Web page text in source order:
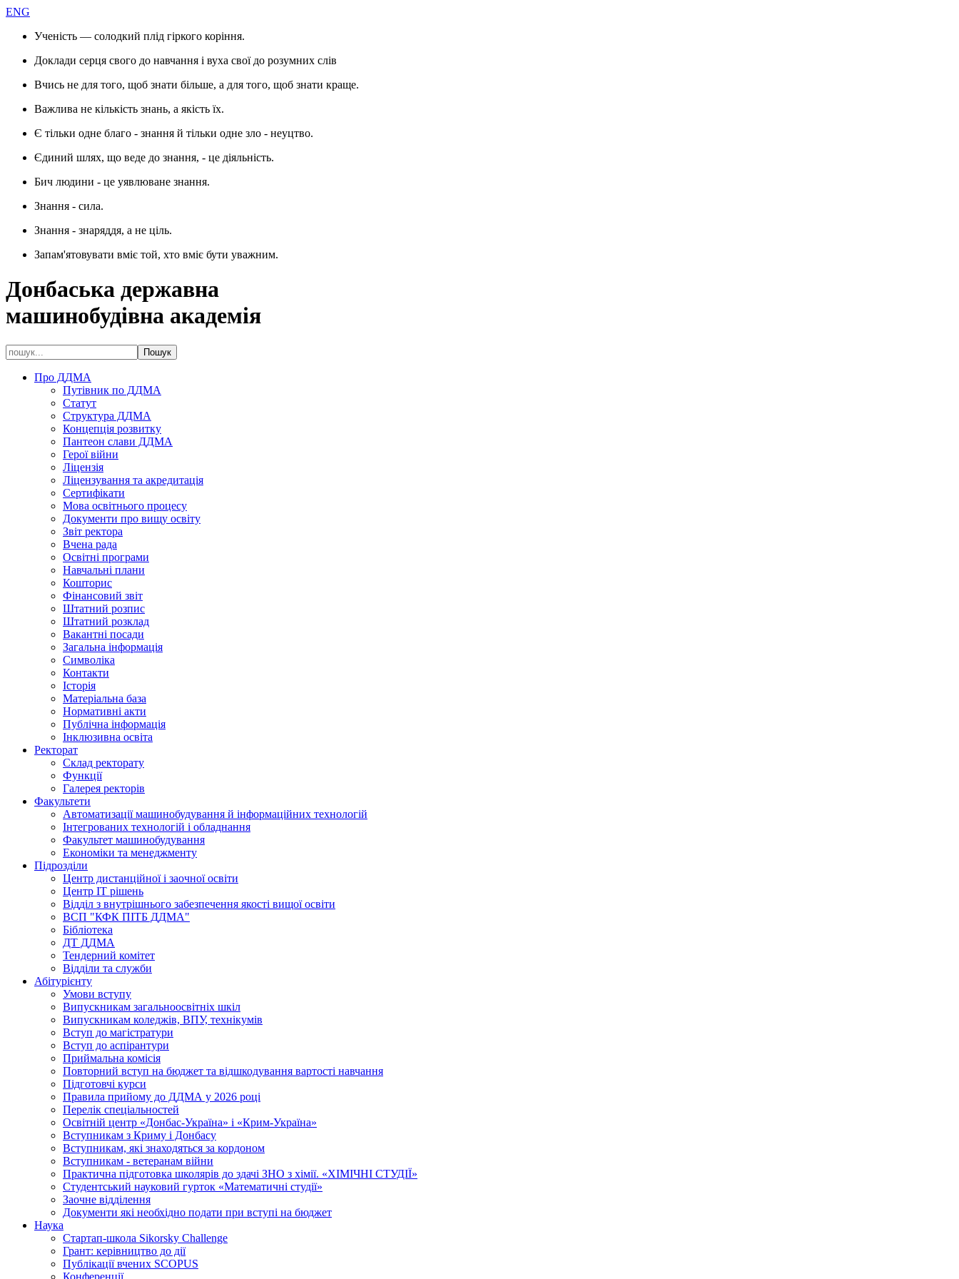
ENG
Ученість — солодкий плід гіркого коріння.
Доклади серця свого до навчання і вуха свої до розумних слів
Вчись не для того, щоб знати більше, а для того, щоб знати краще.
Важлива не кількість знань, а якість їх.
Є тільки одне благо - знання й тільки одне зло - неуцтво.
Єдиний шлях, що веде до знання, - це діяльність.
Бич людини - це уявлюване знання.
Знання - сила.
Знання - знаряддя, а не ціль.
Запам'ятовувати вміє той, хто вміє бути уважним.
Донбаська державна
машинобудівна академія
Про ДДМА
Путівник по ДДМА
Статут
Структура ДДМА
Концепція розвитку
Пантеон слави ДДМА
Герої війни
Ліцензія
Ліцензування та акредитація
Сертифікати
Мова освітнього процесу
Документи про вищу освіту
Звіт ректора
Вчена рада
Освітні програми
Навчальні плани
Кошторис
Фінансовий звіт
Штатний розпис
Штатний розклад
Вакантні посади
Загальна інформація
Символіка
Контакти
Історія
Матеріальна база
Нормативні акти
Публічна інформація
Інклюзивна освіта
Ректорат
Склад ректорату
Функції
Галерея ректорів
Факультети
Автоматизації машинобудування й інформаційних технологій
Інтегрованих технологій і обладнання
Факультет машинобудування
Економіки та менеджменту
Підрозділи
Центр дистанційної і заочної освіти
Центр ІТ рішень
Відділ з внутрішнього забезпечення якості вищої освіти
ВСП "КФК ПІТБ ДДМА"
Бібліотека
ДТ ДДМА
Тендерний комітет
Відділи та служби
Абітурієнту
Умови вступу
Випускникам загальноосвітніх шкіл
Випускникам коледжів, ВПУ, технікумів
Вступ до магістратури
Вступ до аспірантури
Приймальна комісія
Повторний вступ на бюджет та відшкодування вартості навчання
Підготовчі курси
Правила прийому до ДДМА у 2026 році
Перелік спеціальностей
Освітній центр «Донбас-Україна» і «Крим-Україна»
Вступникам з Криму і Донбасу
Вступникам, які знаходяться за кордоном
Вступникам - ветеранам війни
Практична підготовка школярів до здачі ЗНО з хімії. «ХІМІЧНІ СТУДІЇ»
Студентський науковий гурток «Математичні студії»
Заочне відділення
Документи які необхідно подати при вступі на бюджет
Наука
Стартап-школа Sikorsky Challenge
Грант: керівництво до дії
Публікації вчених SCOPUS
Конференції